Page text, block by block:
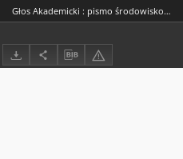
Głos Akademicki : pismo środowiskowe Akademii Świętokrzyskiej im. Jana Kochanowskiego w Kielcach. 2004, R. XI, nr 4 (43) : grudzień 2004